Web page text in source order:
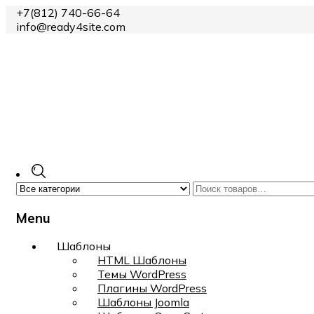
+7(812) 740-66-64
info@ready4site.com
Menu
Skip
Шаблоны
HTML Шаблоны
Темы WordPress
Плагины WordPress
Шаблоны Joomla